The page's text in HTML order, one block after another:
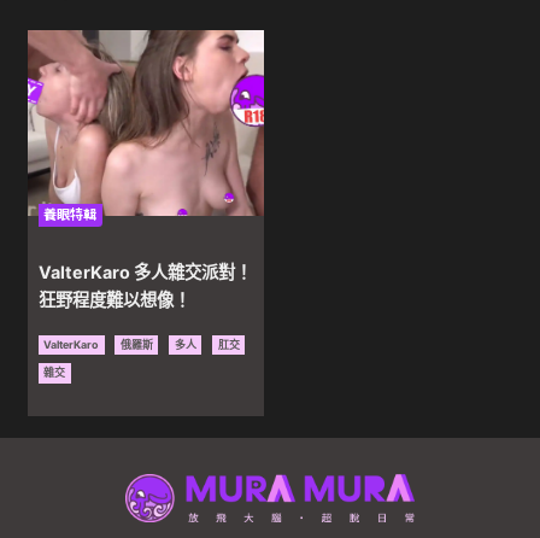
戲
｜
色
動
漫
｜
養眼特輯
ValterKaro 多人雜交派對！
狂野程度難以想像！
ValterKaro 俄羅斯 多人 肛交
雜交